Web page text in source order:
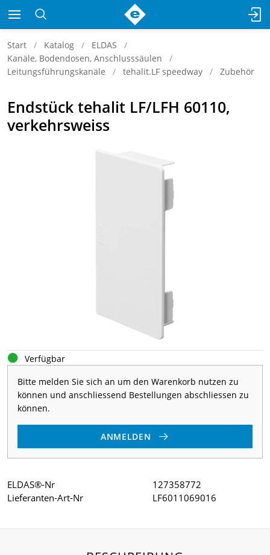
Start Katalog
ELDAS
Kanäle, Bodendosen, Anschlusssäulen
Leitungsführungskanäle
tehalit.LF speedway Zubehör
Endstück tehalit LF/LFH 60110,
verkehrsweiss
Verfügbar
Bitte melden Sie sich an um den Warenkorb nutzen zu
können und anschliessend Bestellungen abschliessen zu
können.
ANMELDEN
ELDAS®-Nr
127358772
Lieferanten-Art-Nr
LF6011069016